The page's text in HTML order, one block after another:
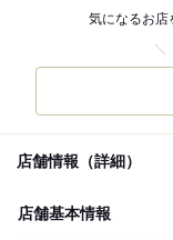
気になるお店
店舗情報（詳細）
店舗基本情報